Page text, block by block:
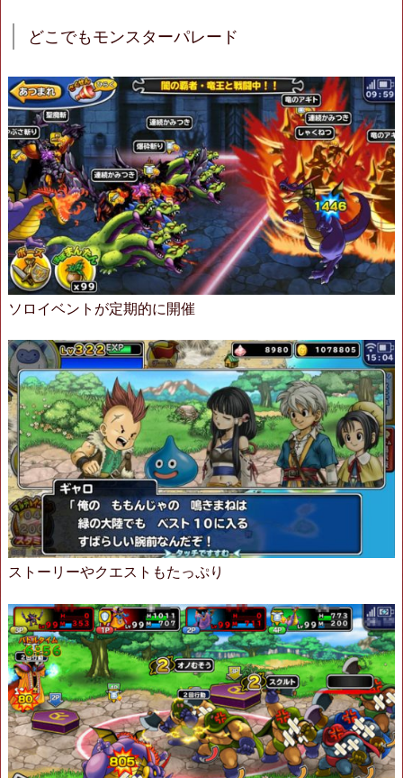
どこでもモンスターパレード
ソロイベントが定期的に開催
ストーリーやクエストもたっぷり